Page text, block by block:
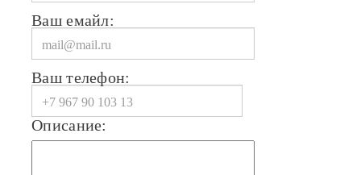
Ваш емайл:
Ваш телефон:
Описание: